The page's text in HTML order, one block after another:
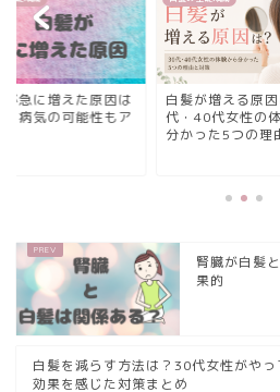
が増える原因は？30
40代女性の体験から
白髪を減らす方
代女性がやって
じた対策まとめ
腎臓が白髪
果的
白髪を減らす方法は？30代女性がやっ
効果を感じた対策まとめ